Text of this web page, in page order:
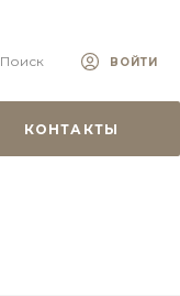
Поиск ВОЙТИ
КОНТАКТЫ